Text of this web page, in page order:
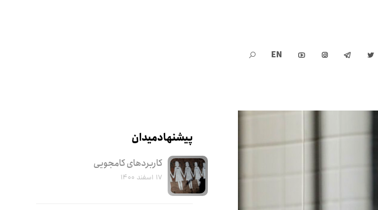




EN

پیشنهاد میدان
کاربرد‌های کامجویی
۱۷ اسفند ۱۴۰۰